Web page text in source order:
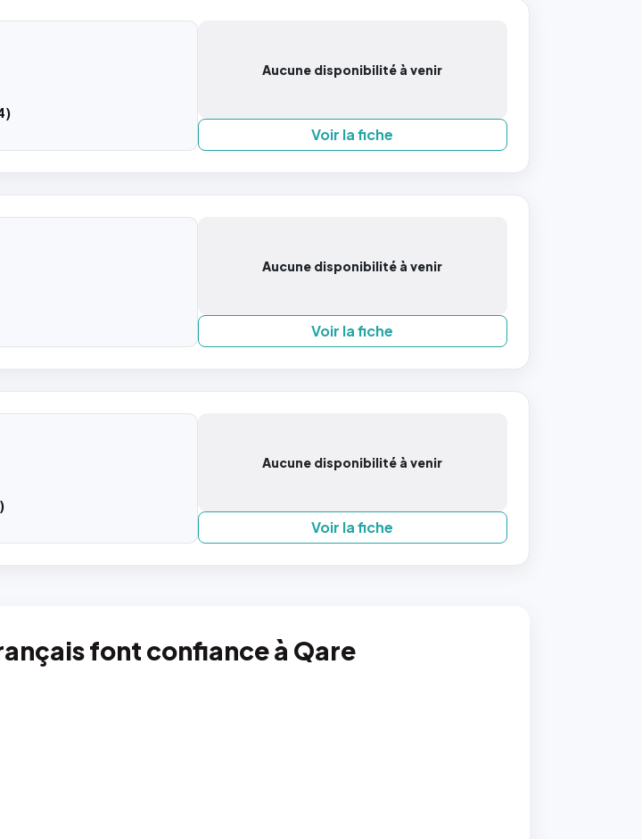
Aucune disponibilité à venir
Voir la fiche
Aucune disponibilité à venir
Voir la fiche
Aucune disponibilité à venir
Voir la fiche
font confiance à Qare